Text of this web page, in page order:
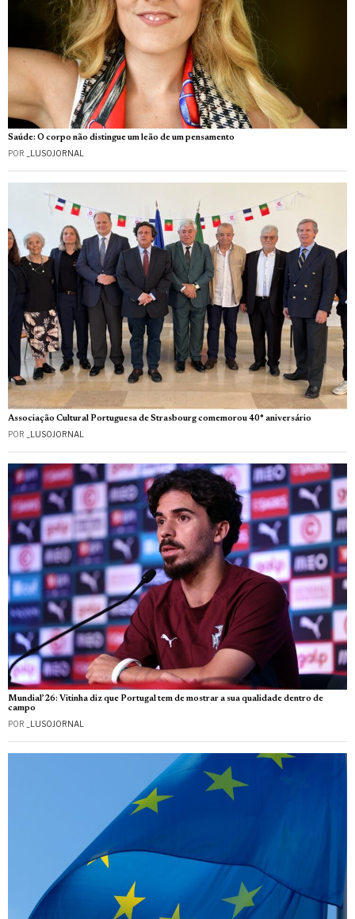
Saúde: O corpo não distingue um leão de um pensamento
POR _LUSOJORNAL
Associação Cultural Portuguesa de Strasbourg comemorou 40° aniversário
POR _LUSOJORNAL
Mundial’26: Vitinha diz que Portugal tem de mostrar a sua qualidade dentro de
campo
POR _LUSOJORNAL